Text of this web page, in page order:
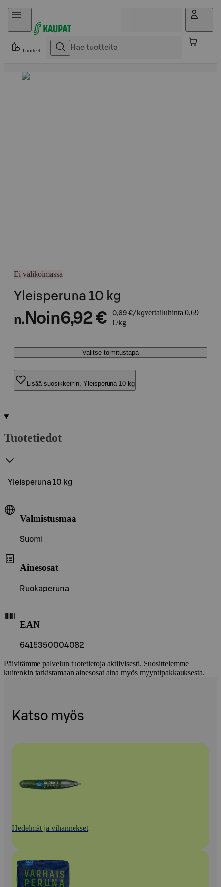
Hyppää sisältöön
Tuotteet
Ei valikoimassa
Yleisperuna 10 kg
n. Noin6,92 € 0,69 €/kgvertailuhinta 0,69
€/kg
Valitse toimitustapa
Lisää suosikkeihin, Yleisperuna 10 kg
Tuotetiedot
Yleisperuna 10 kg
Valmistusmaa
Suomi
Ainesosat
Ruokaperuna
EAN
6415350004082
Päivitämme palvelun tuotetietoja aktiivisesti. Suosittelemme
kuitenkin tarkistamaan ainesosat aina myös myyntipakkauksesta.
Katso myös
Hedelmät ja vihannekset